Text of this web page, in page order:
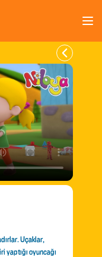
Uçaklar,
oyuncağı